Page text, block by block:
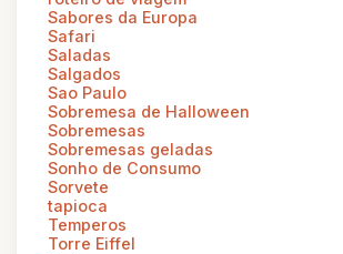
Sabores da Europa
Safari
Saladas
Salgados
Sao Paulo
Sobremesa de Halloween
Sobremesas
Sobremesas geladas
Sonho de Consumo
Sorvete
tapioca
Temperos
Torre Eiffel